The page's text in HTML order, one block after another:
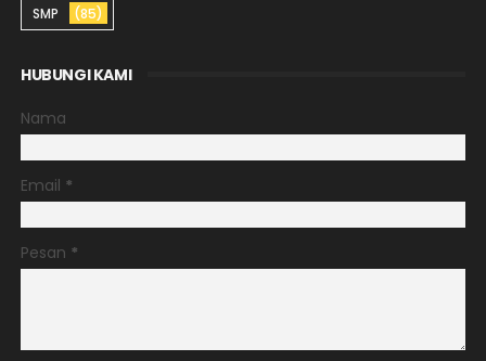
SMP (85)
HUBUNGI KAMI
Nama
Email *
Pesan *